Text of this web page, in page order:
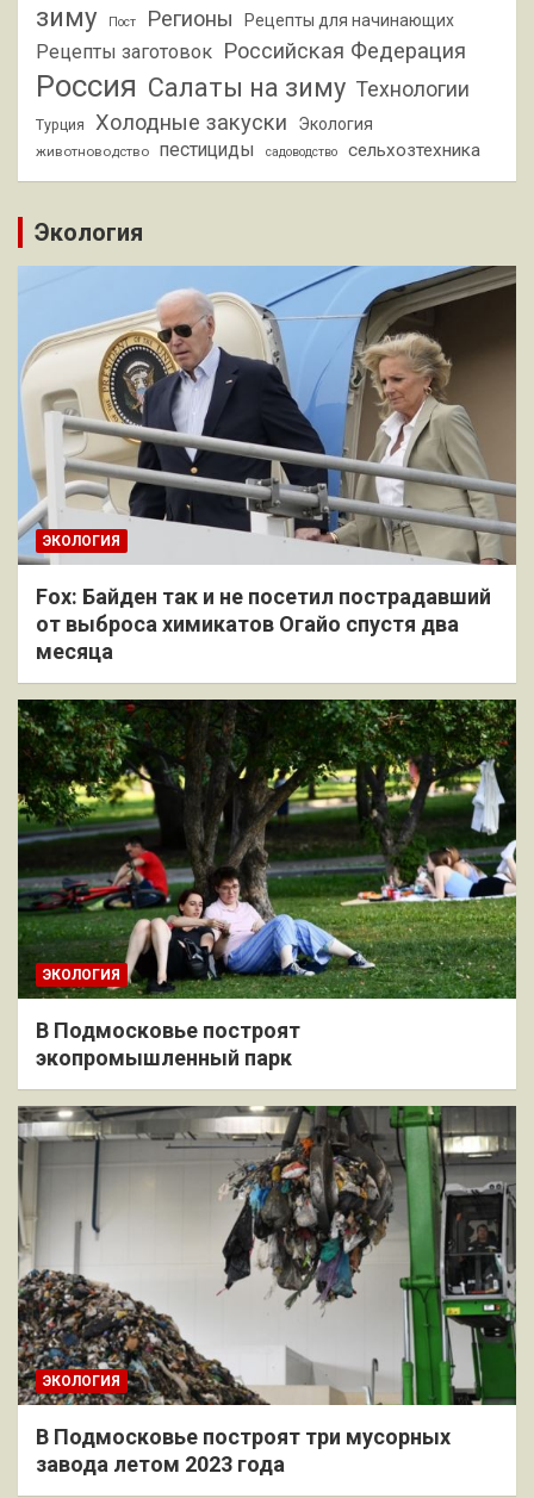
зиму
Пост Регионы Рецепты для начинающих
Рецепты заготовок Российская Федерация
Россия Салаты на зиму Технологии
Турция Холодные закуски Экология
животноводство пестициды садоводство сельхозтехника
Экология
ЭКОЛОГИЯ
Fox: Байден так и не посетил пострадавший
от выброса химикатов Огайо спустя два
месяца
ЭКОЛОГИЯ
В Подмосковье построят
экопромышленный парк
ЭКОЛОГИЯ
В Подмосковье построят три мусорных
завода летом 2023 года